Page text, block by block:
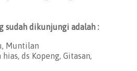
sudahdi kunjungi adalah :
Muntilan
ds Kopeng, Gitasan,